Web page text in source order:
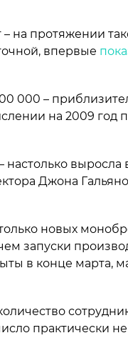
– на протяжении
впервые
000 –
на 2009 год
настолько
Джона
новых
запуски
в конце марта,
практически